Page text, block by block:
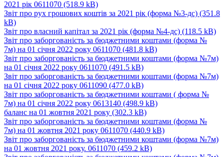
2021 рік 0611070 (518.9 kB)
Звіт про рух грошових коштів за 2021 рік (форма №3-дс) (351.8
kB)
Звіт про власний капітал за 2021 рік (форма №4-дс) (118.5 kB)
Звіт про заборгованість за бюджетними коштами (форма №
7м) на 01 січня 2022 року 0611070 (481.8 kB)
Звіт про заборгованість за бюджетними коштами (форма №7м)
на 01 січня 2022 року 0611070 (491.5 kB)
Звіт про заборгованість за бюджетними коштами (форма №7м)
на 01 січня 2022 року 0611090 (477.0 kB)
Звіт про заборгованість за бюджетними коштами ( форма №
7м) на 01 січня 2022 року 0613140 (498.9 kB)
баланс на 01 жовтня 2021 року (302.3 kB)
Звіт про заборгованість за бюджетними коштами (форма №
7м) на 01 жовтня 2021 року 0611070 (440.9 kB)
Звіт про заборгованість за бюджетними коштами (форма №7м)
на 01 жовтня 2021 року. 0611070 (459.2 kB)